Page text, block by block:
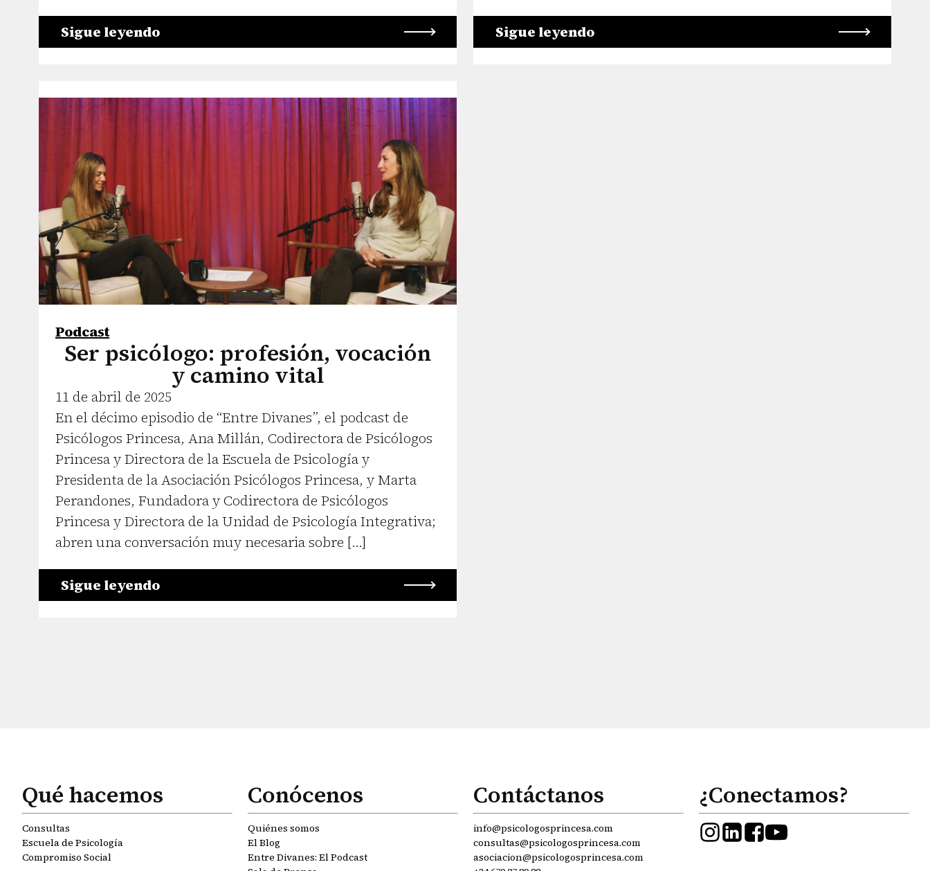
Sigue leyendo Sigue leyendo
Podcast
Ser psicólogo: profesión, vocación
y camino vital
11 de abril de 2025
En el décimo episodio de “Entre Divanes”, el podcast de
Psicólogos Princesa, Ana Millán, Codirectora de Psicólogos
Princesa y Directora de la Escuela de Psicología y
Presidenta de la Asociación Psicólogos Princesa, y Marta
Perandones, Fundadora y Codirectora de Psicólogos
Princesa y Directora de la Unidad de Psicología Integrativa;
abren una conversación muy necesaria sobre […]
Sigue leyendo
Qué hacemos
Consultas
Escuela de Psicología
Compromiso Social
Conócenos
Quiénes somos
El Blog
Entre Divanes: El Podcast
Contáctanos
info@psicologosprincesa.com
consultas@psicologosprincesa.com
asociacion@psicologosprincesa.com
¿Conectamos?